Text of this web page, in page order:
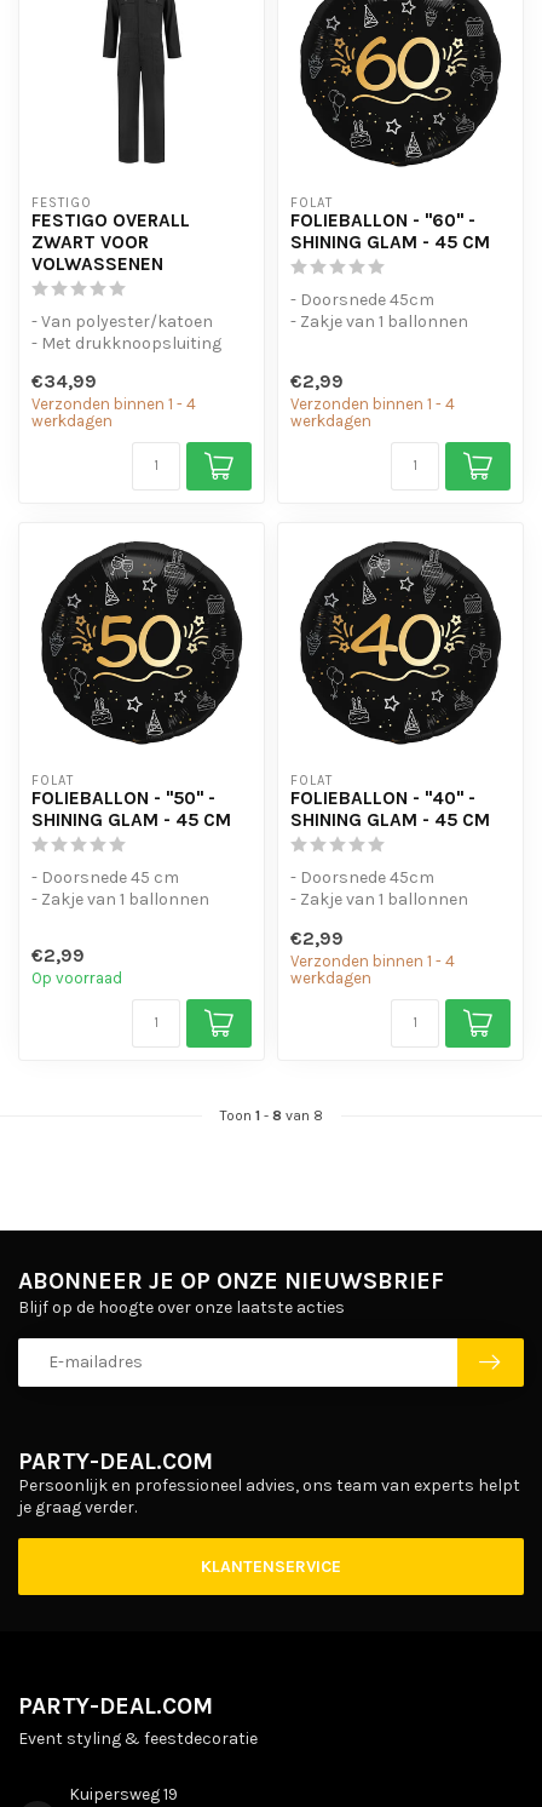
FESTIGO
FESTIGO OVERALL
ZWART VOOR
VOLWASSENEN
- Van polyester/katoen
- Met drukknoopsluiting
€34,99
Verzonden binnen 1 - 4
werkdagen
FOLAT
FOLIEBALLON - "60" -
SHINING GLAM - 45 CM
- Doorsnede 45cm
- Zakje van 1 ballonnen
€2,99
Verzonden binnen 1 - 4
werkdagen
FOLAT
FOLIEBALLON - "50" -
SHINING GLAM - 45 CM
- Doorsnede 45 cm
- Zakje van 1 ballonnen
€2,99
Op voorraad
FOLAT
FOLIEBALLON - "40" -
SHINING GLAM - 45 CM
- Doorsnede 45cm
- Zakje van 1 ballonnen
€2,99
Verzonden binnen 1 - 4
werkdagen
Toon 1- 8 van 8
PARTY-DEAL.COM
Persoonlijk en professioneel advies, ons team van experts helpt
je graag verder.
KLANTENSERVICE
ABONNEER JE OP ONZE NIEUWSBRIEF
Blijf op de hoogte over onze laatste acties
PARTY-DEAL.COM
Event styling & feestdecoratie
Kuipersweg 19